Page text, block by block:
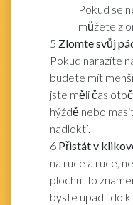
Pokud se
můžete
5 Zlomte svůj
Pokud narazíte
budete mít
jste měli čas
hýždě nebo
nadloktí.
6 Přistát v
na ruce a ruce,
plochu. To
byste upadli do